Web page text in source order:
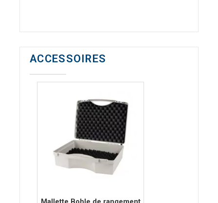
ACCESSOIRES